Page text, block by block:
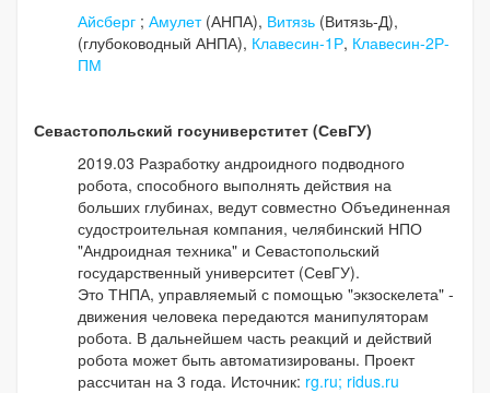
Айсберг ; Амулет(АНПА), Витязь (Витязь-Д),
(глубоководный АНПА), Клавесин-1Р, Клавесин-2Р-
ПМ
Севастопольский госуниверститет (СевГУ)
2019.03 Разработку андроидного подводного
робота, способного выполнять действия на
больших глубинах, ведут совместно Объединенная
судостроительная компания, челябинский НПО
"Андроидная техника" и Севастопольский
государственный университет (СевГУ).
Это ТНПА, управляемый с помощью "экзоскелета" -
движения человека передаются манипуляторам
робота. В дальнейшем часть реакций и действий
робота может быть автоматизированы. Проект
рассчитан на 3 года. Источник: rg.ru; ridus.ru